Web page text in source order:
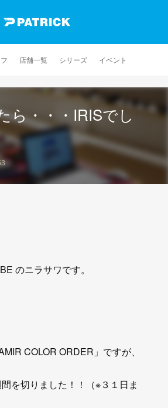
店舗一覧 シリーズ イベント
ら・・・IRISでし
のニラサワです。
COLOR ORDER」ですが、
を切りました！！（※３１日ま